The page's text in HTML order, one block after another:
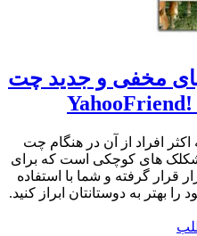
مخفی و جدید چت
افراد از آن در هنگام چت
شکلک های کوچکی است که برای
قرار گرفته و شما با استفاده
بهتر به دوستانتان ابراز کنید.